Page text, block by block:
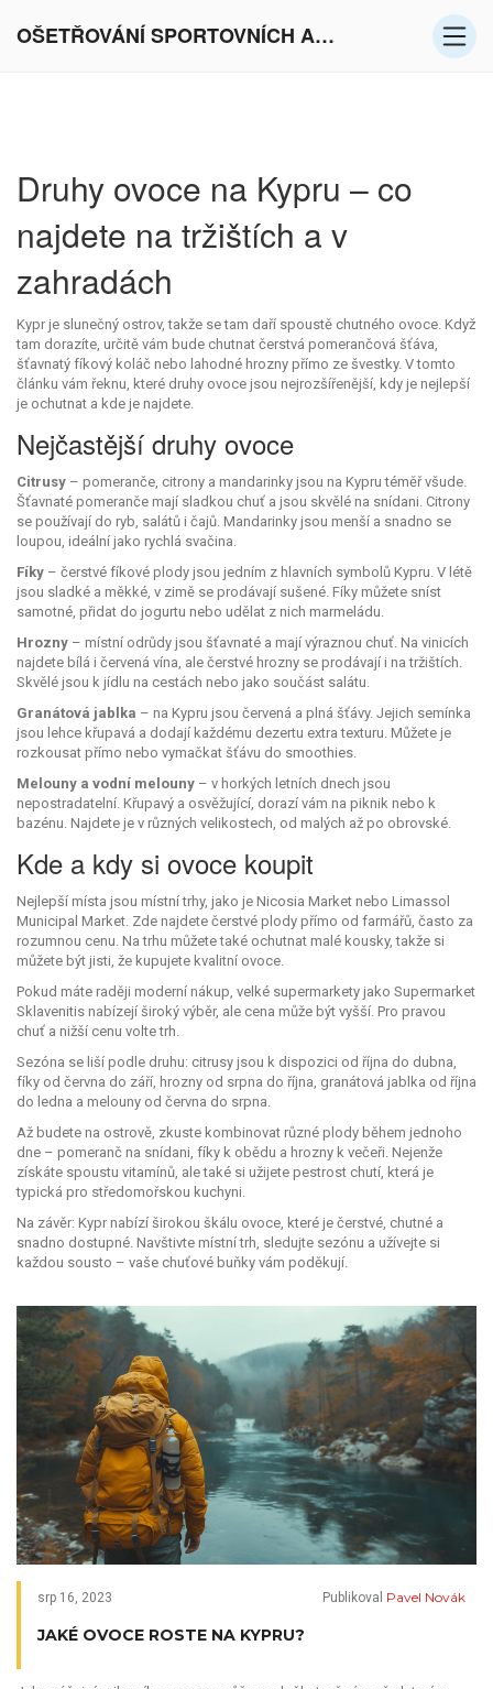
OŠETŘOVÁNÍ SPORTOVNÍCH AKTIVIT V EVROPĚ
Druhy ovoce na Kypru – co
najdete na tržištích a v
zahradách
Kypr je slunečný ostrov, takže se tam daří spoustě chutného ovoce. Když
tam dorazíte, určitě vám bude chutnat čerstvá pomerančová šťáva,
šťavnatý fíkový koláč nebo lahodné hrozny přímo ze švestky. V tomto
článku vám řeknu, které druhy ovoce jsou nejrozšířenější, kdy je nejlepší
je ochutnat a kde je najdete.
Nejčastější druhy ovoce
Citrusy – pomeranče, citrony a mandarinky jsou na Kypru téměř všude.
Šťavnaté pomeranče mají sladkou chuť a jsou skvělé na snídani. Citrony
se používají do ryb, salátů i čajů. Mandarinky jsou menší a snadno se
loupou, ideální jako rychlá svačina.
Fíky – čerstvé fíkové plody jsou jedním z hlavních symbolů Kypru. V létě
jsou sladké a měkké, v zimě se prodávají sušené. Fíky můžete sníst
samotné, přidat do jogurtu nebo udělat z nich marmeládu.
Hrozny – místní odrůdy jsou šťavnaté a mají výraznou chuť. Na vinicích
najdete bílá i červená vína, ale čerstvé hrozny se prodávají i na tržištích.
Skvělé jsou k jídlu na cestách nebo jako součást salátu.
Granátová jablka – na Kypru jsou červená a plná šťávy. Jejich semínka
jsou lehce křupavá a dodají každému dezertu extra texturu. Můžete je
rozkousat přímo nebo vymačkat šťávu do smoothies.
Melouny a vodní melouny – v horkých letních dnech jsou
nepostradatelní. Křupavý a osvěžující, dorazí vám na piknik nebo k
bazénu. Najdete je v různých velikostech, od malých až po obrovské.
Kde a kdy si ovoce koupit
Nejlepší místa jsou místní trhy, jako je Nicosia Market nebo Limassol
Municipal Market. Zde najdete čerstvé plody přímo od farmářů, často za
rozumnou cenu. Na trhu můžete také ochutnat malé kousky, takže si
můžete být jisti, že kupujete kvalitní ovoce.
Pokud máte raději moderní nákup, velké supermarkety jako Supermarket
Sklavenitis nabízejí široký výběr, ale cena může být vyšší. Pro pravou
chuť a nižší cenu volte trh.
Sezóna se liší podle druhu: citrusy jsou k dispozici od října do dubna,
fíky od června do září, hrozny od srpna do října, granátová jablka od října
do ledna a melouny od června do srpna.
Až budete na ostrově, zkuste kombinovat různé plody během jednoho
dne – pomeranč na snídani, fíky k obědu a hrozny k večeři. Nejenže
získáte spoustu vitamínů, ale také si užijete pestrost chutí, která je
typická pro středomořskou kuchyni.
Na závěr: Kypr nabízí širokou škálu ovoce, které je čerstvé, chutné a
snadno dostupné. Navštivte místní trh, sledujte sezónu a užívejte si
každou sousto – vaše chuťové buňky vám poděkují.
srp 16, 2023 Publikoval Pavel Novák
JAKÉ OVOCE ROSTE NA KYPRU?